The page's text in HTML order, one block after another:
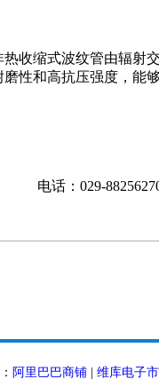
收缩式波纹管由辐
性和高抗压强度，
电话：029-
阿里巴巴商铺 维库电子